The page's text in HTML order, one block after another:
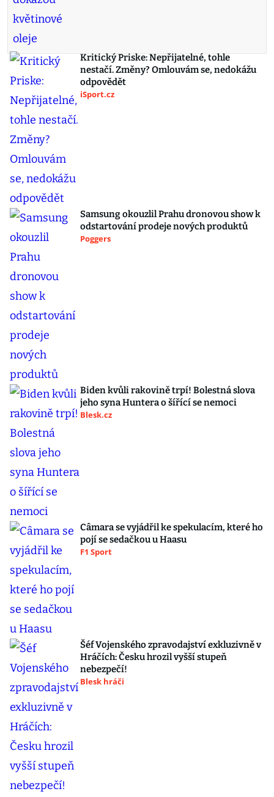
Kritický Priske: Nepřijatelné, tohle
nestačí. Změny? Omlouvám se, nedokážu
odpovědět
iSport.cz
Samsung okouzlil Prahu dronovou show k
odstartování prodeje nových produktů
Poggers
Biden kvůli rakovině trpí! Bolestná slova
jeho syna Huntera o šířící se nemoci
Blesk.cz
Câmara se vyjádřil ke spekulacím, které ho
pojí se sedačkou u Haasu
F1 Sport
Šéf Vojenského zpravodajství exkluzivně v
Hráčích: Česku hrozil vyšší stupeň
nebezpečí!
Blesk hráči